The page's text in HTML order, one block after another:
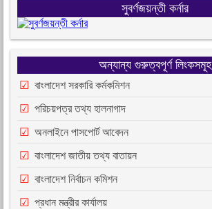
সুবর্ণজয়ন্তী কর্নার
অন্যান্য গুরুত্বপূর্ণ লিংকসমূহ
বাংলাদেশ সরকারি কর্মকমিশন
পরিচয়পত্র তথ্য হালনাগাদ
অনলাইনে পাসপোর্ট আবেদন
বাংলাদেশ জাতীয় তথ্য বাতায়ন
বাংলাদেশ নির্বাচন কমিশন
প্রধান মন্ত্রীর কার্যালয়